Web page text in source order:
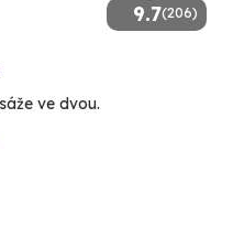
9.7(206)
ve dvou.